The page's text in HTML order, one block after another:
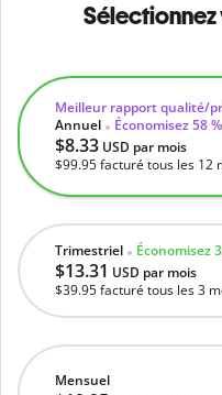
Mensuel
Trimestriel Économisez
$13.31 USD par mois
$39.95facturé tous les 3
Meilleur rapport qualité/
Annuel
Économisez 58 %
$8.33 USD par mois
$99.95facturé tous les 12